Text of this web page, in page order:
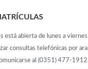
está abierta de lunes a
consultas telefónicas por
al (0351) 477-